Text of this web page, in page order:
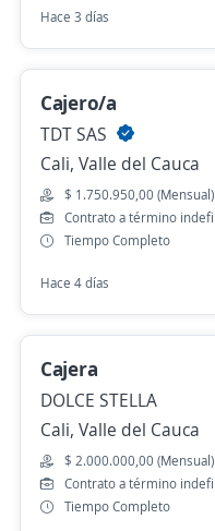
Auxiliar Operativo
Cali, Valle del Cauca
$ 1.750.509,00 (Mensual)
Hace 19 horas
Supervisor
Mantenimiento
Cali, Valle del Cauca
$ 2.800.000,00 (Mensual)
Ayer
Auxiliar Operativo
4,6
Grupo Éxito
Hace 3 días
Cajero/a
TDT SAS
Cali, Valle del Cauca
$ 1.750.950,00 (Mensual)
Contrato a término
Tiempo Completo
Hace 4 días
Cajera
DOLCE STELLA
Cali, Valle del Cauca
$ 2.000.000,00 (Mensual)
Contrato a término
Tiempo Completo